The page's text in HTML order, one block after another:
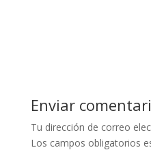
Enviar
Tu dirección de correo
Los campos obligatorios